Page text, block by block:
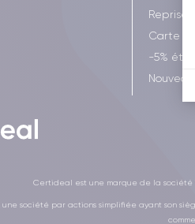
Reprise
Carte
-5%
Certideal est une marque de la société
une société par actions simplifiée ayant son